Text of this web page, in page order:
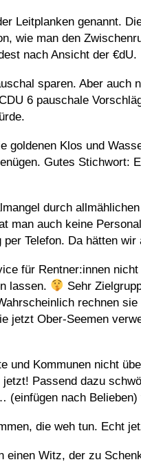
Leitplanken genannt.
wie man den
nach Ansicht der €dU.
sparen. Aber auch
6 pauschale
goldenen Klos und
Gutes Stichwort:
durch
man auch keine
Telefon. Da hätten
für Rentner:innen
lassen.
Sehr
rechnen
jetzt Ober-Seemen
und Kommunen nicht
Passend dazu
(einfügen nach Belieben)
die weh tun. Echt
einen Witz, der zu